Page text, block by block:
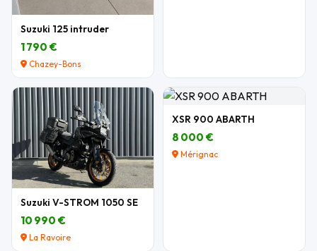
Suzuki 125 intruder
1 790 €
Chazey-Bons
Suzuki V-STROM 1050 SE
10 990 €
La Ravoire
XSR 900 ABARTH
8 000 €
Mérignac